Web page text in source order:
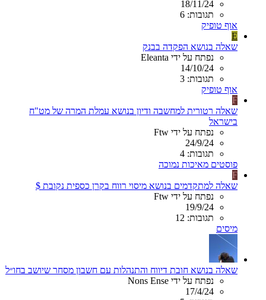
18/11/24
תגובות: 6
אוף טופיק
E
שאלה בנושא הפקדה בבנק
נפתח על ידי Eleanta
14/10/24
תגובות: 3
אוף טופיק
F
שאלה רטורית למחשבה ודיון בנושא עמלת המרה של מט"ח
בישראל
נפתח על ידי Ftw
24/9/24
תגובות: 4
פוסטים מאיכות נמוכה
F
שאלה למתקדמים בנושא מיסוי רווח בקרן כספית נקובת $
נפתח על ידי Ftw
19/9/24
תגובות: 12
מיסים
שאלה בנושא חובת דיווח והתנהלות עם חשבון מסחר שיושב בחו״ל
נפתח על ידי Nons Ense
17/4/24